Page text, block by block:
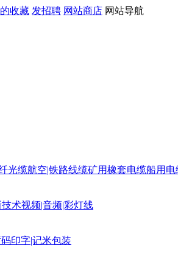
收藏 发招聘 网站商店 网站导航
光缆航空|铁路线缆矿用橡套电缆船用电
技术视频|音频|彩灯线
印字|记米包装